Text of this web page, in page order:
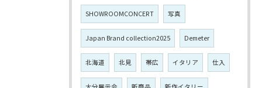
SHOWROOMCONCERT 写真
Japan Brand collection2025 Demeter
北海道 北見 帯広 イタリア 仕入